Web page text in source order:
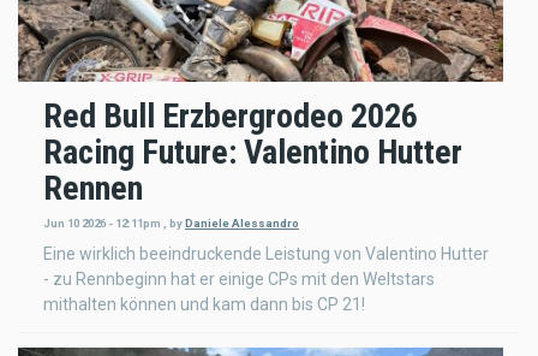
Red Bull Erzbergrodeo 2026
Racing Future: Valentino Hutter
Rennen
Jun 10 2026 - 12:11pm , byDaniele Alessandro
Eine wirklich beeindruckende Leistung von Valentino Hutter
- zu Rennbeginn hat er einige CPs mit den Weltstars
mithalten können und kam dann bis CP 21!